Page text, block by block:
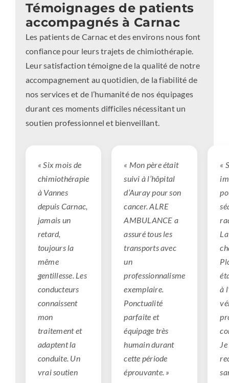
Témoignages de patients
accompagnés à Carnac
Les patients de Carnac et des environs nous font
confiance pour leurs trajets de chimiothérapie.
Leur satisfaction témoigne de la qualité de notre
accompagnement au quotidien, de la fiabilité de
nos services et de l’humanité de nos équipages
durant ces moments difficiles nécessitant un
soutien professionnel et bienveillant.
« Six mois de
chimiothérapie
à Vannes
depuis Carnac,
jamais un
retard,
toujours la
même
gentillesse. Les
conducteurs
connaissent
mon
traitement et
adaptent la
conduite. Un
vrai soutien
« Mon père était
suivi à l’hôpital
d’Auray pour son
cancer. ALRE
AMBULANCE a
assuré tous les
transports avec
un
professionnalisme
exemplaire.
Ponctualité
parfaite et
équipage très
humain durant
cette période
éprouvante. »
«
à
Je